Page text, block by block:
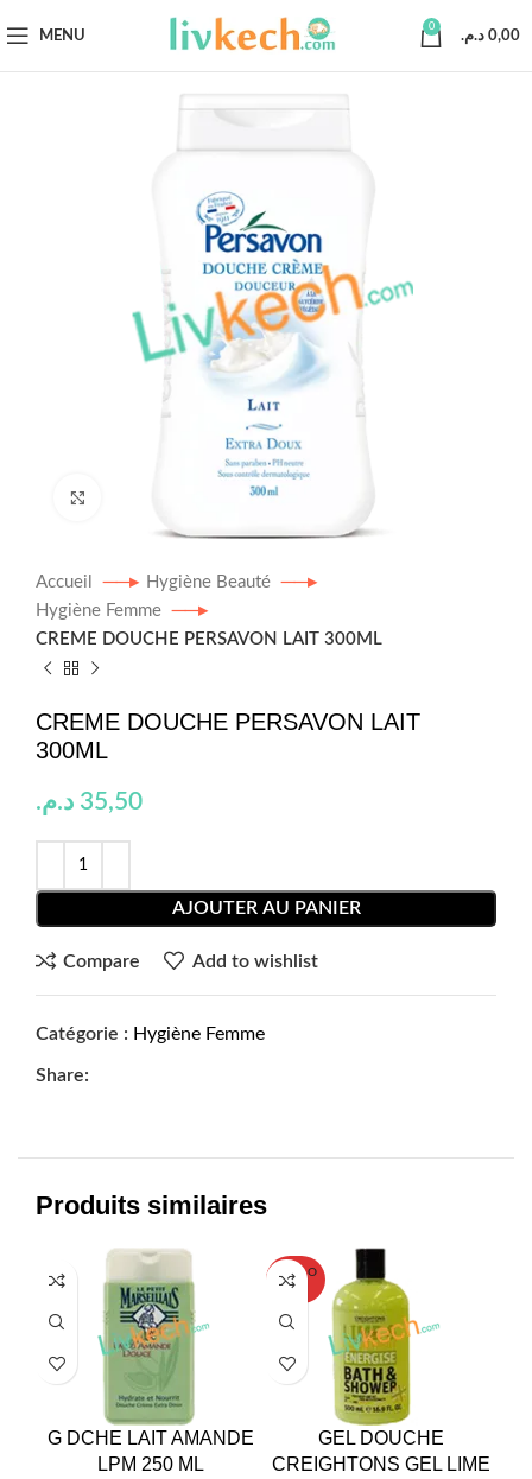
MENU
0
0,00 د.م.
Accueil
Hygiène Beauté
Hygiène Femme
CREME DOUCHE PERSAVON LAIT 300ML
CREME DOUCHE PERSAVON LAIT
300ML
35,50 د.م.
AJOUTER AU PANIER
Compare Add to wishlist
Catégorie : Hygiène Femme
Share:
Produits similaires
G DCHE LAIT AMANDE
LPM 250 ML
SOLD O
UT
GEL DOUCHE
CREIGHTONS GEL LIME